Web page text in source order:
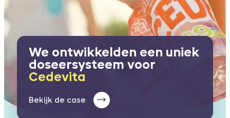
We ontwikkelden een uniek
doseersysteem voor
Cedevita
Bekijk de case
Een remake van de dop
voorGo-Tan
Bekijk de case